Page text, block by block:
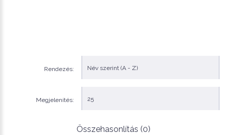
Rendezés:
Megjelenítés:
Összehasonlítás (0)